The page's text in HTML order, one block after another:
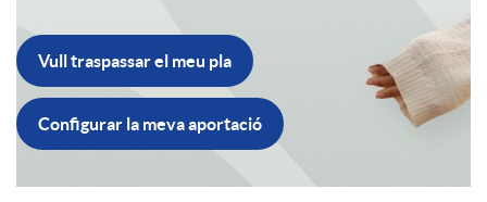
i
e
s
c
i
o
i
d
o
B
o
Vull traspassar el meu pla
B
Configurar la meva aportació